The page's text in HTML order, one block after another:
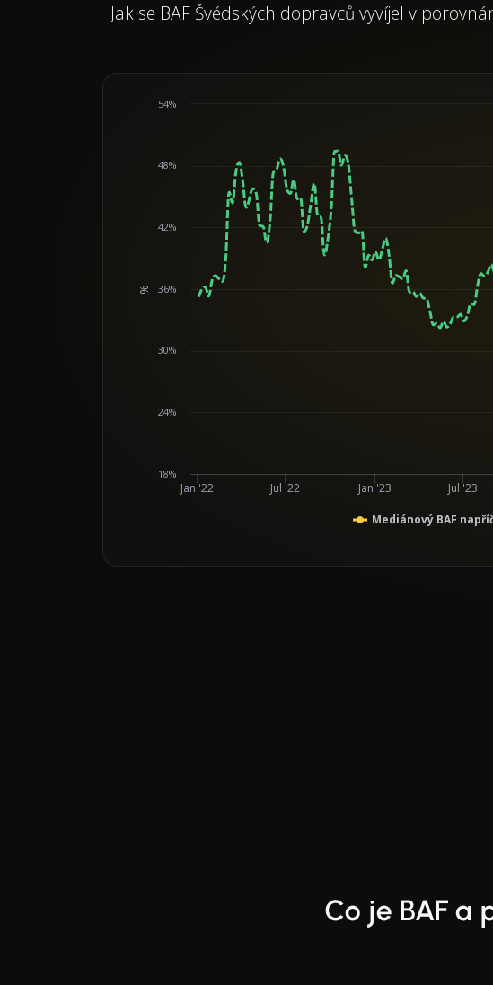
Jak se BAF Švédských dopravců vyvíjel v
%
Mediánový BAF
Jan '22 Jul '22 Jan '23 Jul '23
18%
24%
30%
36%
42%
48%
54%
Co je BAF a